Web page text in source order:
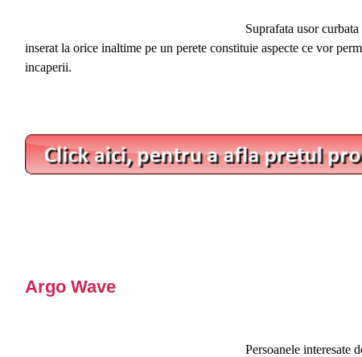
Suprafata usor
inserat la orice inaltime pe un perete constituie aspecte ce vor
incaperii.
Argo Wave
Persoanele interesate